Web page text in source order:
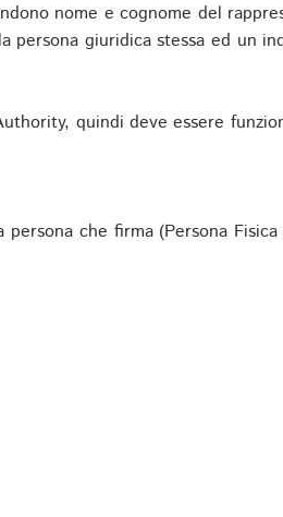
nome e cognome del
persona giuridica stessa ed un
quindi deve essere
che firma (Persona